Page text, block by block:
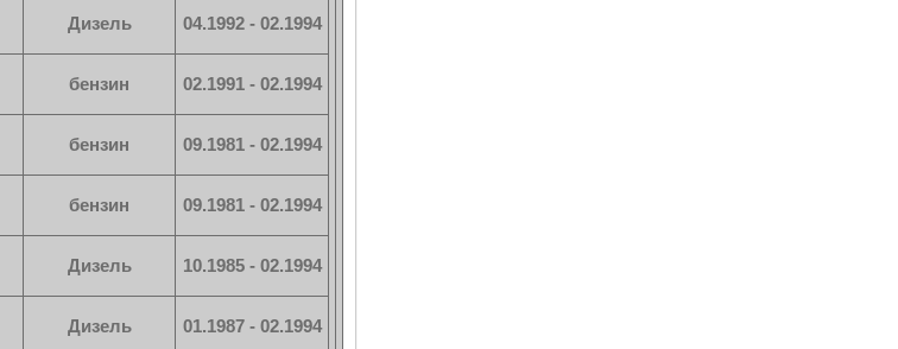
Дизель 04.1992 - 02.1994
бензин 02.1991 - 02.1994
бензин 09.1981 - 02.1994
бензин 09.1981 - 02.1994
Дизель 10.1985 - 02.1994
Дизель 01.1987 - 02.1994